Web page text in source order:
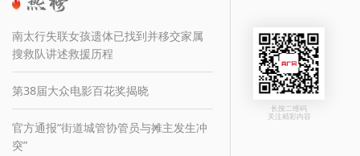
南太行失联女孩遗体已找到并移交家属
搜救队讲述救援历程
第38届大众电影百花奖揭晓
官方通报“街道城管协管员与摊主发生冲
突”
长按二维码
关注精彩内容